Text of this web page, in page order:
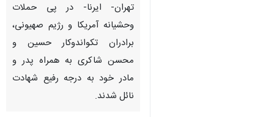
تهران- ایرنا- در پی حملات
وحشیانه آمریکا و رژیم صهیونی،
برادران تکواندوکار حسین و
محسن شاکری به همراه پدر و
مادر خود به درجه رفیع شهادت
نائل شدند.